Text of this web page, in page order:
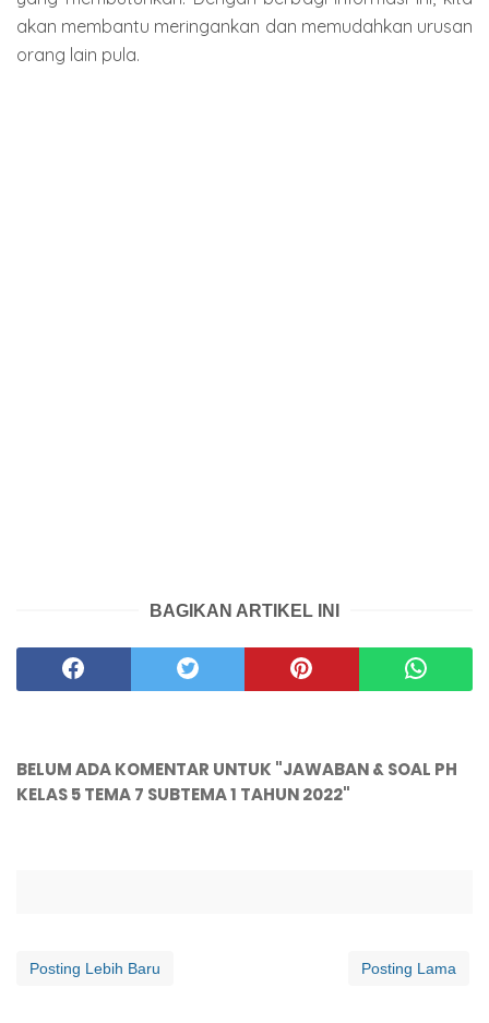
akan membantu meringankan dan memudahkan urusan
orang lain pula.
BAGIKAN ARTIKEL INI
BELUM ADA KOMENTAR UNTUK "JAWABAN & SOAL PH
KELAS 5 TEMA 7 SUBTEMA 1 TAHUN 2022"
Posting Lebih Baru Posting Lama